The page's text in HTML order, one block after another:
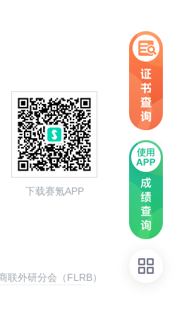
下载赛氪APP
联外研分会（FLRB）